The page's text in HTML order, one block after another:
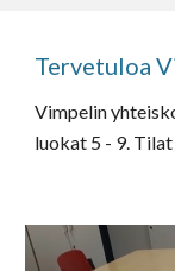
Tervetuloa
Vimpelin
luokat 5 - 9.